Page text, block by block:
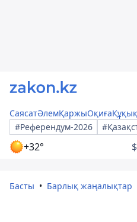
СаясатӘлемҚаржыОқиғаҚұқық
#Референдум-2026
+32° $
Басты Барлық жаңалықтар